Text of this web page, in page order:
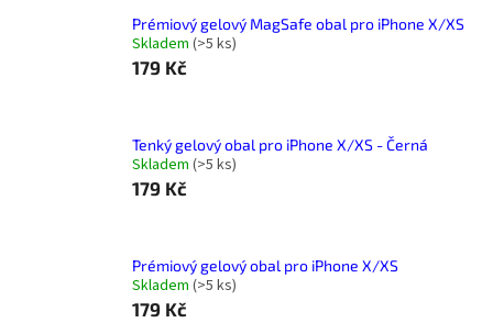
Prémiový gelový MagSafe obal pro iPhone X/XS
Skladem (>5 ks)
179 Kč
Tenký gelový obal pro iPhone X/XS - Černá
Skladem (>5 ks)
179 Kč
Prémiový gelový obal pro iPhone X/XS
Skladem (>5 ks)
179 Kč